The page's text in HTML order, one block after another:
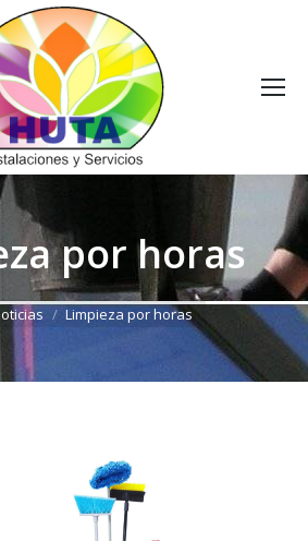
por horas
Limpieza por horas